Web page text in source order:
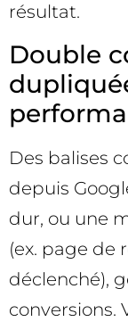
résultat.
Double
Des balises
depuis
dur, ou une
(ex. page de
déclenché),
conversions.